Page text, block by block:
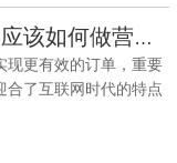
动性，与提名人进行了
。与传统招聘难如登
招聘速度上比企业自己
简历更好。二，猎头的
。
没有进展。许多企业在
个问题。猎头顾问如何
性差由于就业面广.转
人员流动率相对较高。
来说，紧急招聘更为常
了。由于业绩压力，
小型猎头公司应该如何做营销？
现更有效的订单，重要
合了互联网时代的特点
大企业相比，小团队在
导地位。因此，只有